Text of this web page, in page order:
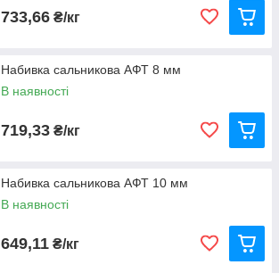
733,66 ₴/кг
Набивка сальникова АФТ 8 мм
В наявності
719,33 ₴/кг
Набивка сальникова АФТ 10 мм
В наявності
649,11 ₴/кг